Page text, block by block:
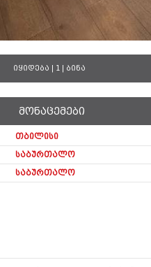
იყიდება | 1 | ბინა
მონაცემები
თბილისი
საბურთალო
საბურთალო